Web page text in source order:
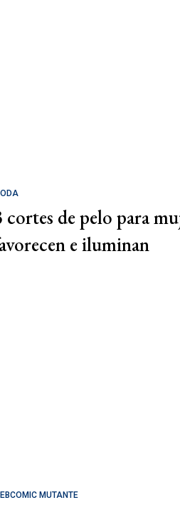
cortes de pelo para
e iluminan
MUTANTE